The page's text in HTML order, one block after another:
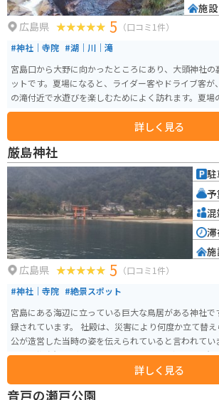
広島県 5 （口コミ1件）
#神社｜寺院 #湖｜川｜滝
宮島口から大野に向かったところにあり、大頭神社の
ットです。夏場になると、ライダー客やドライブ客が
の滝付近で水遊びを楽しむためによく訪れます。夏場
できる場合もあります。
詳しく見る
施設
厳島神社
広島県 5 （口コミ1件）
#神社｜寺院 #絶景スポット
宮島にある海辺に立っている巨大な鳥居がある神社で
録されています。 社殿は、災害により何度か立て替
公が造営した当時の姿を伝えられていると言われてい
は「市杵島姫命（いちきしまひめのみこと）「田心
と）」「湍津姫命（たきつひめのみこと）」の3柱で
す。 ご利益は様々あると言われていますが「勝負ご
詳しく見る
駐
予
混
滞
施
音戸の瀬戸公園